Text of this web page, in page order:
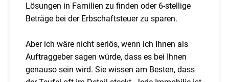
Lösungen in Familien zu finden oder 6-stellige
Beträge bei der Erbschaftsteuer zu sparen.
Aber ich wäre nicht seriös, wenn ich Ihnen als
Auftraggeber sagen würde, dass es bei Ihnen
genauso sein wird. Sie wissen am Besten, dass